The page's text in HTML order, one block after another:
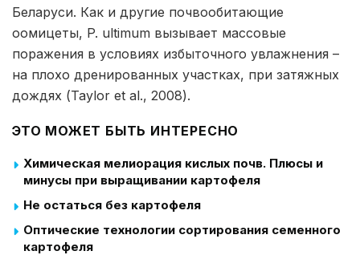
Беларуси. Как и другие почвообитающие
оомицеты, P. ultimum вызывает массовые
поражения в условиях избыточного увлажнения –
на плохо дренированных участках, при затяжных
дождях (Taylor et al., 2008).
ЭТО МОЖЕТ БЫТЬ ИНТЕРЕСНО
Химическая мелиорация кислых почв. Плюсы и
минусы при выращивании картофеля
Не остаться без картофеля
Оптические технологии сортирования семенного
картофеля